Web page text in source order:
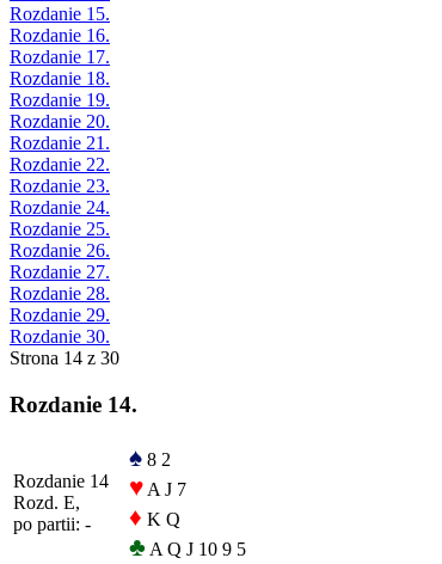
Rozdanie 15.
Rozdanie 16.
Rozdanie 17.
Rozdanie 18.
Rozdanie 19.
Rozdanie 20.
Rozdanie 21.
Rozdanie 22.
Rozdanie 23.
Rozdanie 24.
Rozdanie 25.
Rozdanie 26.
Rozdanie 27.
Rozdanie 28.
Rozdanie 29.
Rozdanie 30.
Strona 14 z 30
Rozdanie 14.
Rozdanie 14
Rozd. E,
po partii: -
♠ 8 2
♥ A J 7
♦ K Q
♣ A Q J 10 9 5